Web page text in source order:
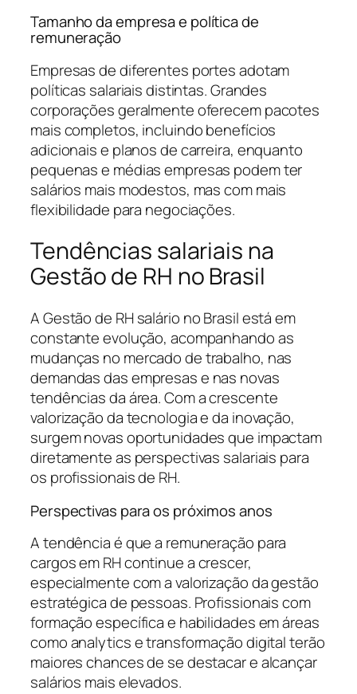
Tamanho da empresa e política de
remuneração
Empresas de diferentes portes adotam
políticas salariais distintas. Grandes
corporações geralmente oferecem pacotes
mais completos, incluindo benefícios
adicionais e planos de carreira, enquanto
pequenas e médias empresas podem ter
salários mais modestos, mas com mais
flexibilidade para negociações.
Tendências salariais na
Gestão de RH no Brasil
A Gestão de RH salário no Brasil está em
constante evolução, acompanhando as
mudanças no mercado de trabalho, nas
demandas das empresas e nas novas
tendências da área. Com a crescente
valorização da tecnologia e da inovação,
surgem novas oportunidades que impactam
diretamente as perspectivas salariais para
os profissionais de RH.
Perspectivas para os próximos anos
A tendência é que a remuneração para
cargos em RH continue a crescer,
especialmente com a valorização da gestão
estratégica de pessoas. Profissionais com
formação específica e habilidades em áreas
como analytics e transformação digital terão
maiores chances de se destacar e alcançar
salários mais elevados.